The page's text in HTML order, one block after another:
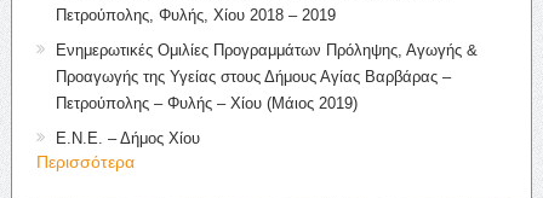
Πετρούπολης, Φυλής, Χίου 2018 – 2019
Ενημερωτικές Ομιλίες Προγραμμάτων Πρόληψης, Αγωγής &
Προαγωγής της Υγείας στους Δήμους Αγίας Βαρβάρας –
Πετρούπολης – Φυλής – Χίου (Μάιος 2019)
Ε.Ν.Ε. – Δήμος Χίου
Περισσότερα